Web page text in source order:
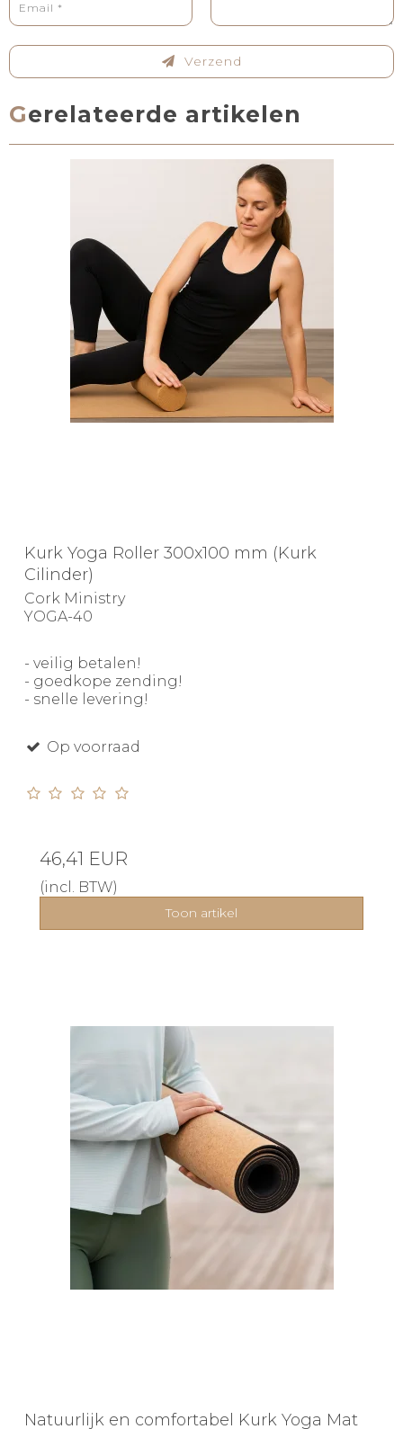
Verzend
Gerelateerde artikelen
Kurk Yoga Roller 300x100 mm (Kurk
Cilinder)
Cork Ministry
YOGA-40
- veilig betalen!
- goedkope zending!
- snelle levering!
Op voorraad
46,41 EUR
(incl. BTW)
Toon artikel
Natuurlijk en comfortabel Kurk Yoga Mat